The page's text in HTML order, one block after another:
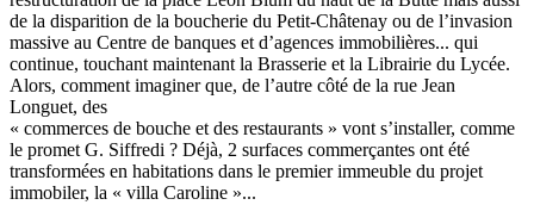
de la disparition de la boucherie du Petit-Châtenay ou de l’invasion
massive au Centre de banques et d’agences immobilières... qui
continue, touchant maintenant la Brasserie et la Librairie du Lycée.
Alors, comment imaginer que, de l’autre côté de la rue Jean
Longuet, des
« commerces de bouche et des restaurants » vont s’installer, comme
le promet G. Siffredi ? Déjà, 2 surfaces commerçantes ont été
transformées en habitations dans le premier immeuble du projet
immobiler, la « villa Caroline »...